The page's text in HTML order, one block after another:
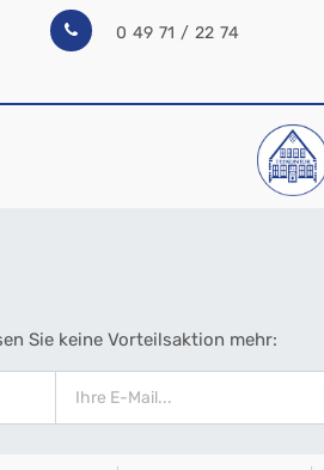
0 49 71 / 22 74
Sie keine Vorteilsaktion mehr: